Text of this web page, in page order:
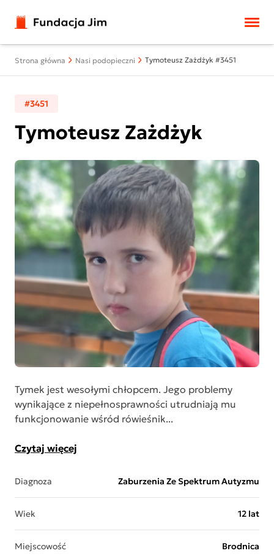
Strona główna Nasi podopieczni Tymoteusz Zażdżyk #3451
#3451
Tymoteusz Zażdżyk
Tymek jest wesołymi chłopcem. Jego problemy
wynikające z niepełnosprawności utrudniają mu
funkcjonowanie wśród rówieśnik...
Czytaj więcej
Diagnoza Zaburzenia Ze Spektrum Autyzmu
Wiek 12 lat
Miejscowość Brodnica